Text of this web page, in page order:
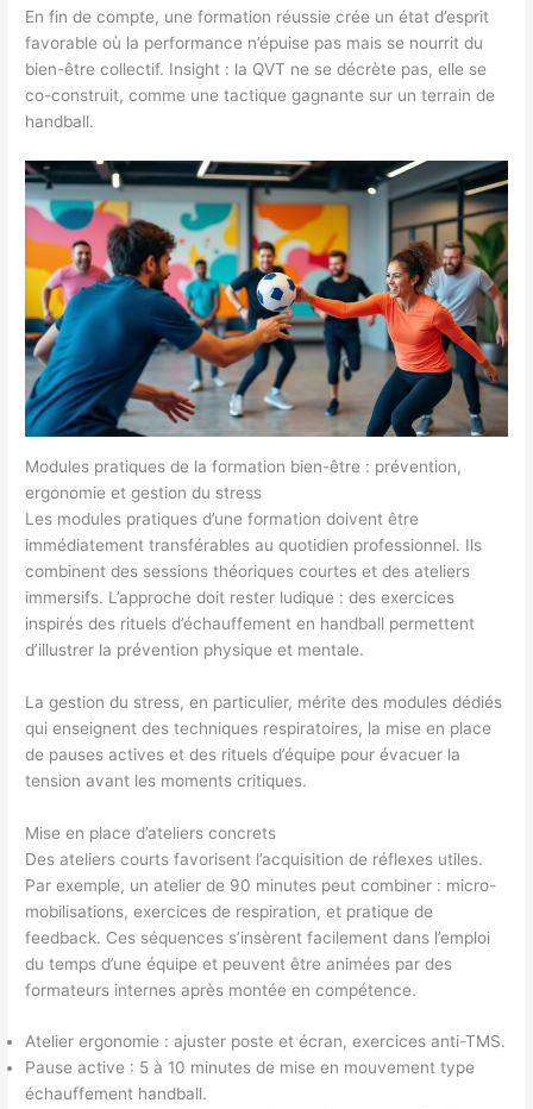
En fin de compte, une formation réussie crée un état d’esprit
favorable où la performance n’épuise pas mais se nourrit du
bien-être collectif. Insight : la QVT ne se décrète pas, elle se
co-construit, comme une tactique gagnante sur un terrain de
handball.
Modules pratiques de la formation bien-être : prévention,
ergonomie et gestion du stress
Les modules pratiques d’une formation doivent être
immédiatement transférables au quotidien professionnel. Ils
combinent des sessions théoriques courtes et des ateliers
immersifs. L’approche doit rester ludique : des exercices
inspirés des rituels d’échauffement en handball permettent
d’illustrer la prévention physique et mentale.
La gestion du stress, en particulier, mérite des modules dédiés
qui enseignent des techniques respiratoires, la mise en place
de pauses actives et des rituels d’équipe pour évacuer la
tension avant les moments critiques.
Mise en place d’ateliers concrets
Des ateliers courts favorisent l’acquisition de réflexes utiles.
Par exemple, un atelier de 90 minutes peut combiner : micro-
mobilisations, exercices de respiration, et pratique de
feedback. Ces séquences s’insèrent facilement dans l’emploi
du temps d’une équipe et peuvent être animées par des
formateurs internes après montée en compétence.
Atelier ergonomie : ajuster poste et écran, exercices anti-TMS.
Pause active : 5 à 10 minutes de mise en mouvement type
échauffement handball.